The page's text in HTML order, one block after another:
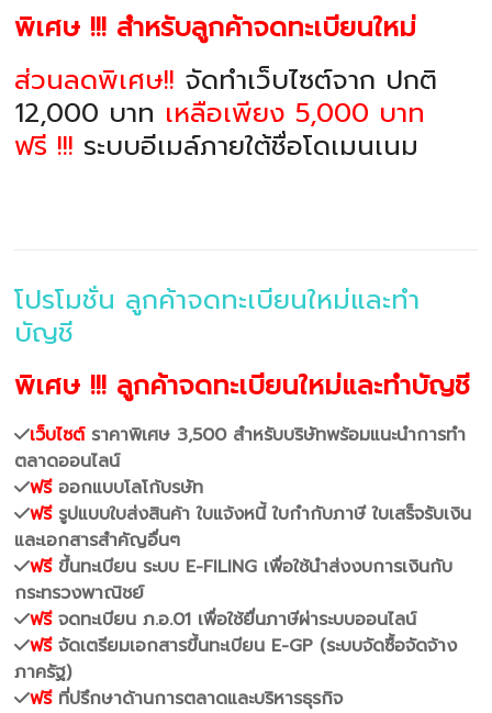
พิเศษ !!! สำหรับลูกค้าจดทะเบียนใหม่
ส่วนลดพิเศษ!! จัดทำเว็บไซต์จาก ปกติ
12,000 บาท เหลือเพียง 5,000 บาท
ฟรี !!! ระบบอีเมล์ภายใต้ชื่อโดเมนเนม
โปรโมชั่น ลูกค้าจดทะเบียนใหม่และทำ
บัญชี
พิเศษ !!! ลูกค้าจดทะเบียนใหม่และทำบัญชี
เว็บไซต์ราคาพิเศษ 3,500 สำหรับบริษัทพร้อมแนะนำการทำ
ตลาดออนไลน์
ฟรีออกแบบโลโก้บรษัท
ฟรีรูปแบบใบส่งสินค้า ใบแจ้งหนี้ ใบกำกับภาษี ใบเสร็จรับเงิน
และเอกสารสำคัญอื่นๆ
ฟรีขึ้นทะเบียน ระบบ E-FILING เพื่อใช้นำส่งงบการเงินกับ
กระทรวงพาณิชย์
ฟรีจดทะเบียน ภ.อ.01 เพื่อใช้ยื่นภาษีผ่าระบบออนไลน์
ฟรีจัดเตรียมเอกสารขึ้นทะเบียน E-GP (ระบบจัดซื้อจัดจ้าง
ภาครัฐ)
ฟรีที่ปรึกษาด้านการตลาดและบริหารธุรกิจ